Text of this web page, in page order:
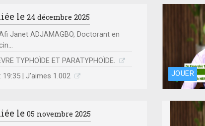
le 24 décembre 2025
Janet ADJAMAGBO, Doctorant en
TYPHOÏDE ET PARATYPHOÏDE.
19:35 | J'aimes 1.002
le 05 novembre 2025
JOUER